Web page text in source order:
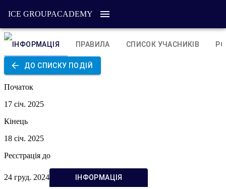
ICE GROUPACADEMY
ІНФОРМАЦІЯ ПРАВИЛА СПИСОК УЧАСНИКІВ
ДО СПИСКУ ПОДІЙ
Початок
17 січ. 2025
Кінець
18 січ. 2025
Реєстрація до
24 груд. 2024 ІНФОРМАЦІЯ